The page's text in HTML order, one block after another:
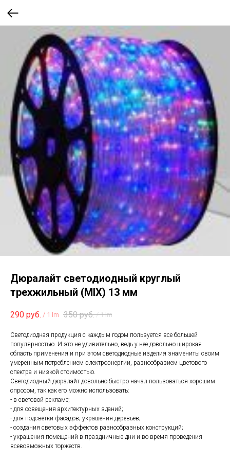
Дюралайт светодиодный круглый
трехжильный (MIX) 13 мм
290 руб. / 1 lm 350 руб. / 1 lm
Светодиодная продукция с каждым годом пользуется все большей
популярностью. И это не удивительно, ведь у нее довольно широкая
область применения и при этом светодиодные изделия знамениты своим
умеренным потреблением электроэнергии, разнообразием цветового
спектра и низкой стоимостью.
Светодиодный дюралайт довольно быстро начал пользоваться хорошим
спросом, так как его можно использовать:
- в световой рекламе;
- для освещения архитектурных зданий;
- для подсветки фасадов; украшения деревьев;
- создания световых эффектов разнообразных конструкций;
- украшения помещений в праздничные дни и во время проведения
всевозможных торжеств.